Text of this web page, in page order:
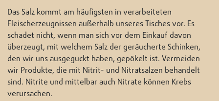
Das Salz kommt am häufigsten in verarbeiteten
Fleischerzeugnissen außerhalb unseres Tisches vor. Es
schadet nicht, wenn man sich vor dem Einkauf davon
überzeugt, mit welchem Salz der geräucherte Schinken,
den wir uns ausgeguckt haben, gepökelt ist. Vermeiden
wir Produkte, die mit Nitrit- und Nitratsalzen behandelt
sind. Nitrite und mittelbar auch Nitrate können Krebs
verursachen.